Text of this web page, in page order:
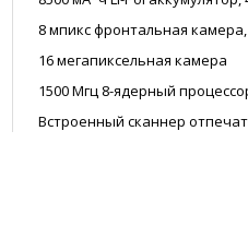
8 мпикс фронтальная
16 мегапиксельная камера
1500 Мгц 8-ядерный
Встроенный сканнер